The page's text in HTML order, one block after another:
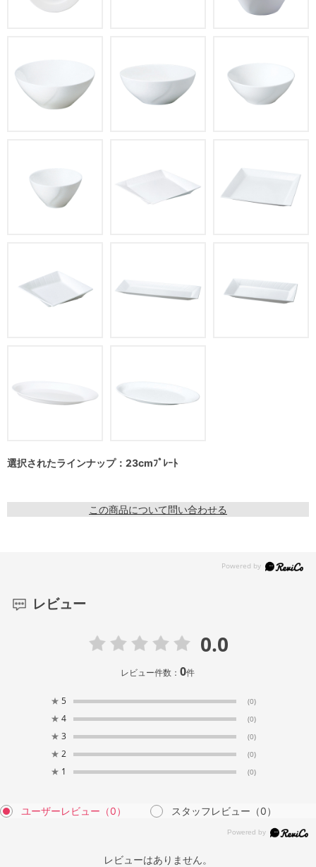
選択されたラインナップ：23cmﾌﾟﾚｰﾄ
この商品について問い合わせる
レビュー
0.0
レビュー件数：0件
★ 5 (0)
★ 4 (0)
★ 3 (0)
★ 2 (0)
★ 1 (0)
ユーザーレビュー （0） スタッフレビュー （0）
レビューはありません。